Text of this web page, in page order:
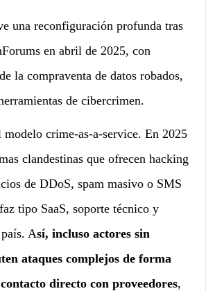
una reconfiguración profunda tras
en abril de 2025, con
la compraventa de datos robados,
de cibercrimen.
crime-as-a-service. En 2025
clandestinas que ofrecen hacking
de DDoS, spam masivo o SMS
tipo SaaS, soporte técnico y
Así, incluso actores sin
ataques complejos de forma
directo con proveedores,